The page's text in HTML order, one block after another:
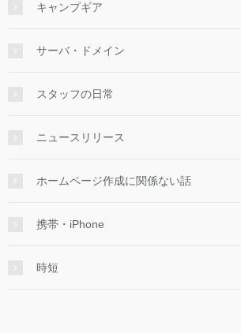
キャンプギア
サーバ・ドメイン
スタッフの日常
ニュースリリース
ホームページ作成に関係ない話
携帯・iPhone
時短